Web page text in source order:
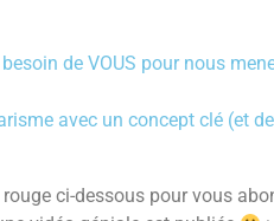
de VOUS pour nous
avec un concept clé (et
ci-dessous pour vous